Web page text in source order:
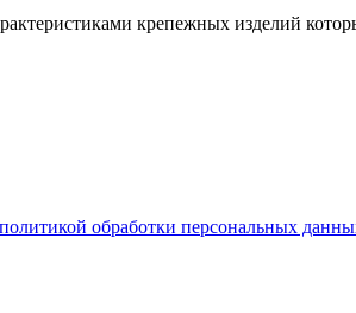
крепежных изделий
обработки персональных